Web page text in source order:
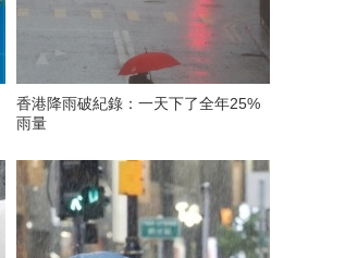
香港降雨破紀錄：一天下了全年25%
雨量